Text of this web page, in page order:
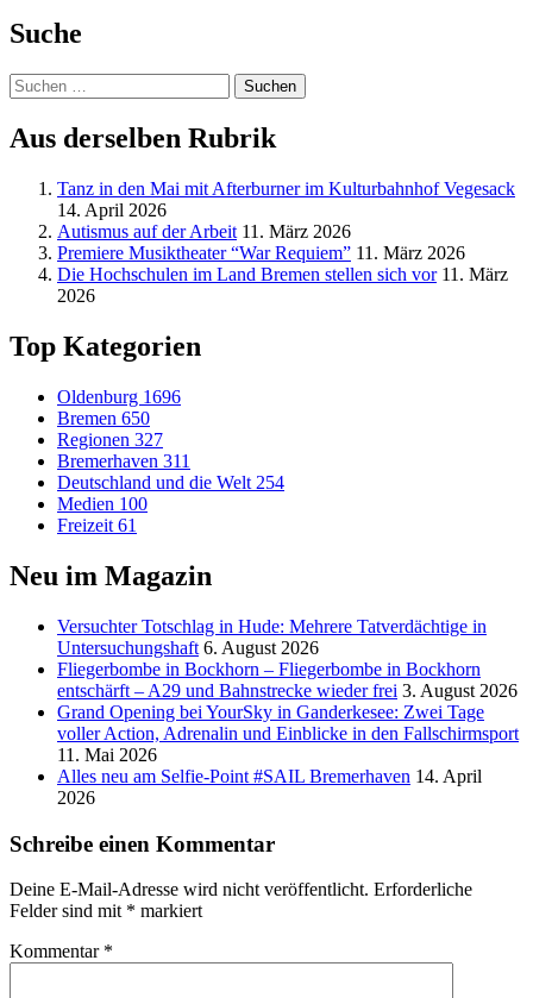
Suche
Suchen
nach:
Aus derselben Rubrik
Tanz in den Mai mit Afterburner im Kulturbahnhof Vegesack
14. April 2026
Autismus auf der Arbeit 11. März 2026
Premiere Musiktheater “War Requiem” 11. März 2026
Die Hochschulen im Land Bremen stellen sich vor 11. März
2026
Top Kategorien
Oldenburg 1696
Bremen 650
Regionen 327
Bremerhaven 311
Deutschland und die Welt 254
Medien 100
Freizeit 61
Neu im Magazin
Versucht­er Totschlag in Hude: Mehrere Tatverdächtige in
Untersuchungshaft 6. August 2026
Fliegerbombe in Bockhorn – Fliegerbombe in Bockhorn
entschärft – A29 und Bahnstrecke wieder frei 3. August 2026
Grand Opening bei YourSky in Ganderkesee: Zwei Tage
voller Action, Adrenalin und Einblicke in den Fallschirmsport
11. Mai 2026
Alles neu am Selfie-Point #SAIL Bremerhaven 14. April
2026
Schreibe einen Kommentar
Deine E-Mail-Adresse wird nicht veröffentlicht. Erforderliche
Felder sind mit * markiert
Kommentar *